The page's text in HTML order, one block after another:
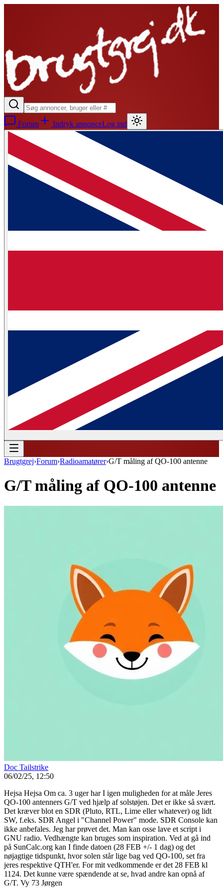
Forum Indryk annonceLog ind
Brugtgrej›Forum›Radioamatører›G/T måling af QO-100 antenne
G/T måling af QO-100 antenne
Doc Tailstrike
06/02/25, 12:50
Hejsa Hejsa Om ca. 3 uger har I igen muligheden for at måle Jeres
QO-100 antenners G/T ved hjælp af solstøjen. Det er ikke så svært.
Det kræver blot en SDR (Pluto, RTL, Lime eller whatever) og lidt
SW, f.eks. SDR Angel i "Channel Power" mode. SDR Console kan
ikke anbefales. Jeg har prøvet det. Man kan osse lave et script i
GNU radio. Vedhængte kan bruges som inspiration. Ved at gå ind
på SunCalc.org kan I finde datoen (28 FEB +/- 1 dag) og det
nøjagtige tidspunkt, hvor solen står lige bag ved QO-100, set fra
jeres respektive QTH'er. For mit vedkommende er det 28 FEB kl
1124. Det kunne være spændende at se, hvad andre kan opnå af
G/T. Vy 73 Jørgen